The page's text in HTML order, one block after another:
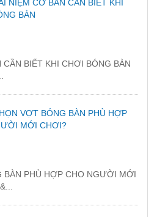
NIỆM CƠ BẢN CẦN BIẾT KHI
BÀN
BIẾT KHI CHƠI BÓNG BÀN
VỢT BÓNG BÀN PHÙ HỢP
MỚI CHƠI?
BÀN PHÙ HỢP CHO NGƯỜI MỚI